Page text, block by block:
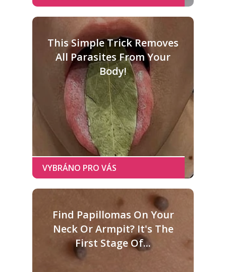
This Simple Trick Removes
All Parasites From Your
Body!
Find Papillomas On Your
Neck Or Armpit? It's The
First Stage Of...